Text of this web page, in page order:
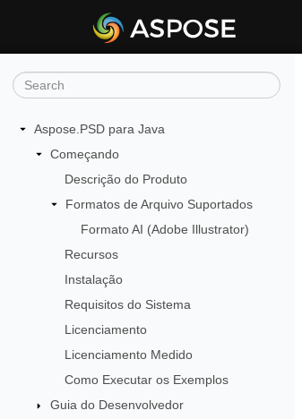
Aspose.PSD para Java
Começando
Descrição do Produto
Formatos de Arquivo Suportados
Formato AI (Adobe Illustrator)
Recursos
Instalação
Requisitos do Sistema
Licenciamento
Licenciamento Medido
Como Executar os Exemplos
Guia do Desenvolvedor